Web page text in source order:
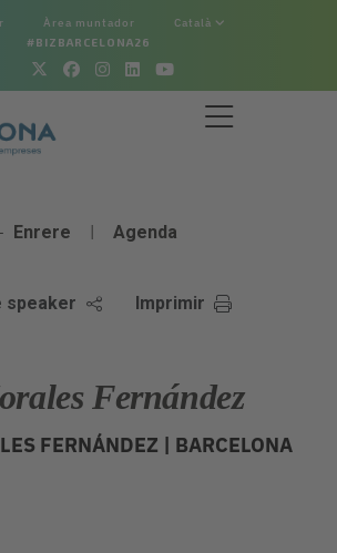
Àrea muntador Català
#BIZBARCELONA26
Enrere | Agenda
speaker Imprimir
Fernández
FERNÁNDEZ | BARCELONA